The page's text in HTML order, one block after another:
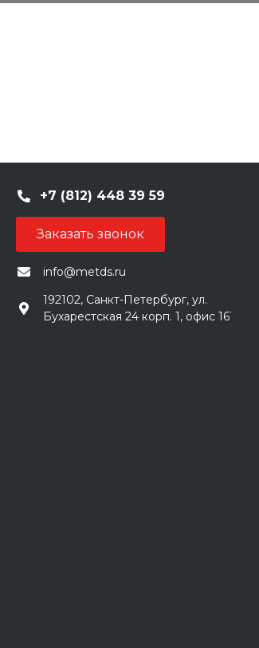
+7 (812) 448 39 59
Заказать звонок
info@metds.ru
192102, Санкт-Петербург, ул.
Бухарестская 24 корп. 1, офис 161